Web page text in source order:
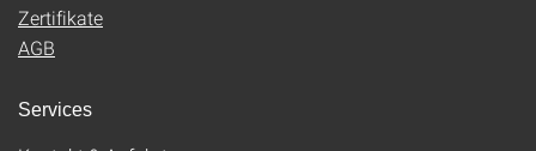
Zertifikate
AGB
Services